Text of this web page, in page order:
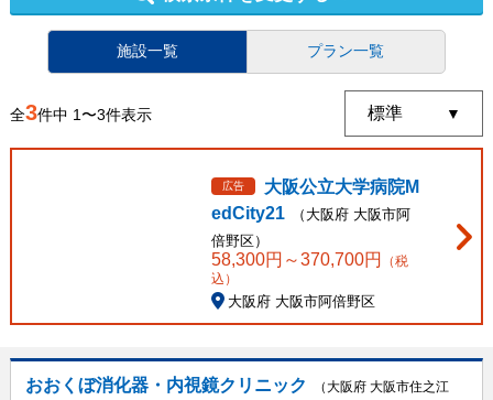
施設一覧 プラン一覧
全3件中 1〜3件表示
広告
大阪公立大学病院M
edCity21
（ 大阪府 大阪市阿
倍野区）
58,300円～370,700円
（税
込）
大阪府 大阪市阿倍野区
おおくぼ消化器・内視鏡クリニック
（大阪府 大阪市住之江